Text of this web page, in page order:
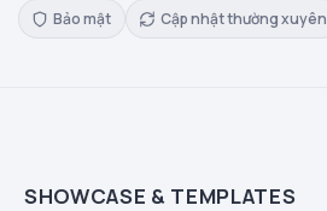
Bảo mật Cập nhật thường xuyên
SHOWCASE & TEMPLATES